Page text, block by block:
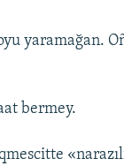
yaramağan.
bermey.